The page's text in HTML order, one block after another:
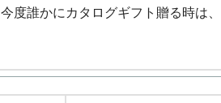
度誰かにカタログギフト贈る時は、